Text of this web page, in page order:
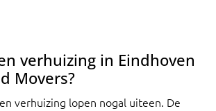
verhuizing in Eindhoven
Movers?
verhuizing lopen nogal uiteen. De